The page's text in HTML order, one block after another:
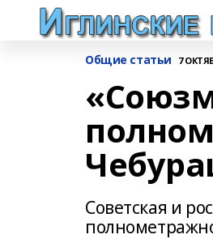
Общие статьи 7
Советская и